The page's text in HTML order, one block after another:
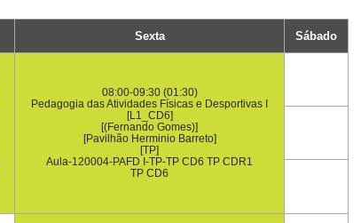
Sexta Sábado
08:00-09:30 (01:30)
Pedagogia das Atividades Físicas e Desportivas I
[L1_CD6]
[(Fernando Gomes)]
[Pavilhão Herminio Barreto]
[TP]
Aula-120004-PAFD I-TP-TP CD6 TP CDR1
TP CD6